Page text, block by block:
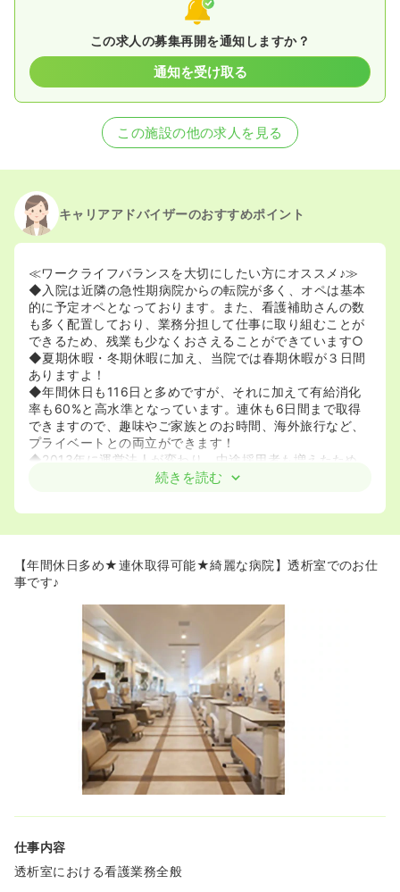
この求人の募集再開を通知しますか？
通知を受け取る
この施設の他の求人を見る
キャリアアドバイザーのおすすめポイント
≪ワークライフバランスを大切にしたい方にオススメ♪≫
◆入院は近隣の急性期病院からの転院が多く、オペは基本
的に予定オペとなっております。また、看護補助さんの数
も多く配置しており、業務分担して仕事に取り組むことが
できるため、残業も少なくおさえることができています○
◆夏期休暇・冬期休暇に加え、当院では春期休暇が３日間
ありますよ！
◆年間休日も116日と多めですが、それに加えて有給消化
率も60%と高水準となっています。連休も6日間まで取得
できますので、趣味やご家族とのお時間、海外旅行など、
プライベートとの両立ができます！
◆2013年に運営法人が変わり、中途採用者も増えたため、
幅広い世代の方やさまざまなご経歴の方が勤務されていま
◆看護協会が取り組んでいる「看護職のワークライフバラ
います。
◆約60床の透析ベットがあります。改装工事をした新棟に
ありますので、透析室もとても綺麗で働きやすい環境とな
っております！
◆今後、利用者様のニーズにこたえるため、準夜勤帯の透
析をスタートすることを検討しております。未経験の方で
も在籍スタッフが指導しますので、興味のある方は歓迎い
たします♪
◆入院透析も外来透析も行っておりますので、今後病棟で
の看護に興味を持ち異動した場合でも、透析の経験を活か
すこともできますよ！
≪教育体制も充実しています≫
強化に取り組んでおります。レベル別に目標を設定し、一
人一人が十分に習得できるように少人数での教育を行って
おります。
続きを読む
【年間休日多め★連休取得可能★綺麗な病院】透析室でのお仕
事です♪
仕事内容
透析室における看護業務全般